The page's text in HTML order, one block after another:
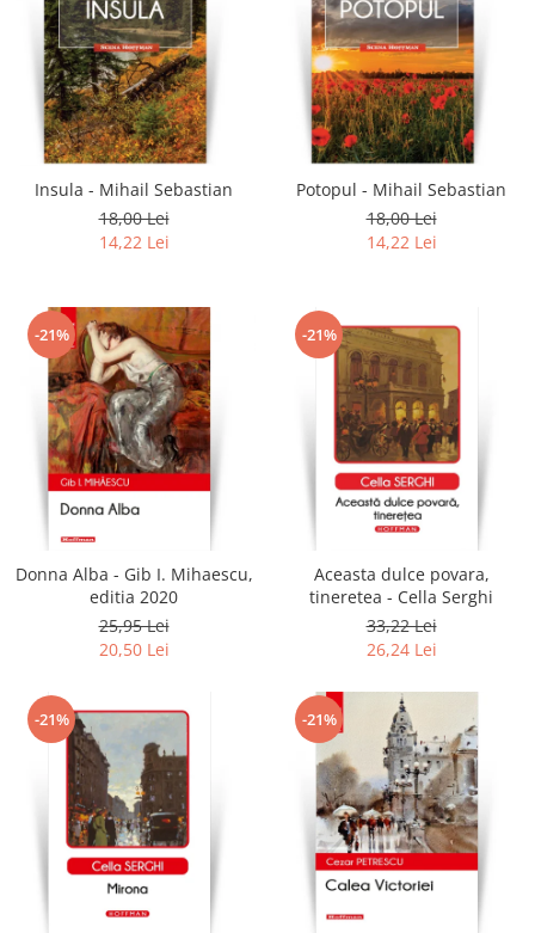
Insula - Mihail Sebastian
18,00 Lei
14,22 Lei
Potopul - Mihail Sebastian
18,00 Lei
14,22 Lei
-21%
Donna Alba - Gib I. Mihaescu,
editia 2020
25,95 Lei
20,50 Lei
-21%
Aceasta dulce povara,
tineretea - Cella Serghi
33,22 Lei
26,24 Lei
-21% -21%